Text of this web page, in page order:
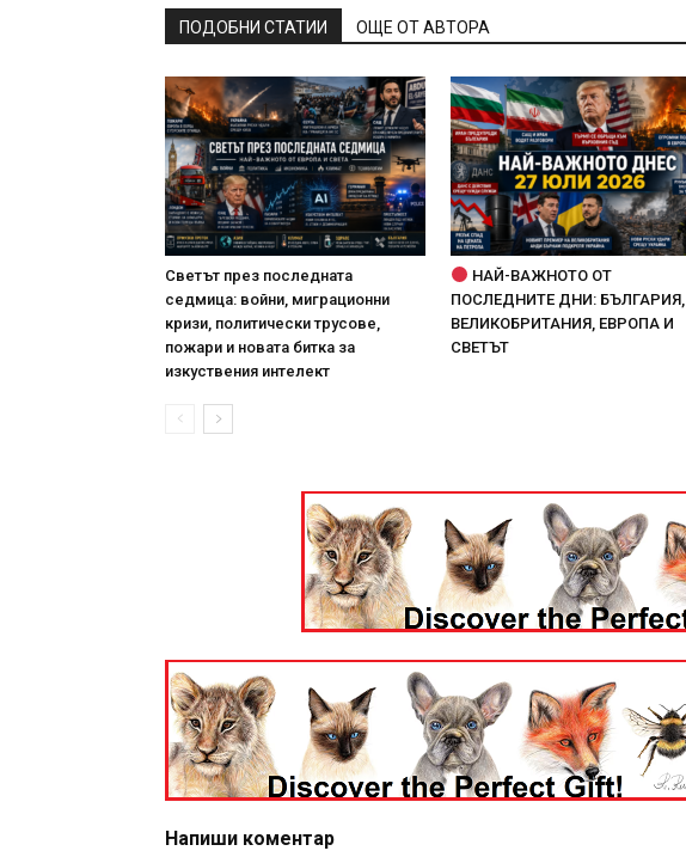
ПОДОБНИ СТАТИИ ОЩЕ ОТ АВТОРА
Светът през последната
седмица: войни, миграционни
кризи, политически трусове,
пожари и новата битка за
изкуствения интелект
НАЙ-ВАЖНОТО ОТ
ПОСЛЕДНИТЕ ДНИ: БЪЛГАРИЯ,
ВЕЛИКОБРИТАНИЯ, ЕВРОПА И
СВЕТЪТ
Напиши коментар